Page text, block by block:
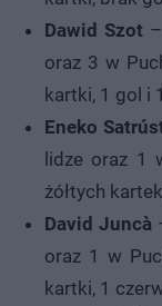
Dawid Szot–
oraz 3 w
kartki, 1 gol i
Eneko
lidze oraz 1
żółtych
David Juncà
oraz 1 w
kartki, 1